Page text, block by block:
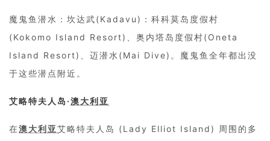
魔鬼鱼潜水：坎达武(Kadavu)：科科莫岛度假村
(Kokomo Island Resort)、奥内塔岛度假村(Oneta
Island Resort)、迈潜水(Mai Dive)。魔鬼鱼全年都出没
于这些潜点附近。
艾略特夫人岛·澳大利亚
在澳大利亚艾略特夫人岛 (Lady Elliot Island) 周围的多